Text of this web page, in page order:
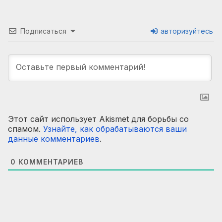
Подписаться авторизуйтесь
Этот сайт использует Akismet для борьбы со
спамом. Узнайте, как обрабатываются ваши
данные комментариев.
0 КОММЕНТАРИЕВ